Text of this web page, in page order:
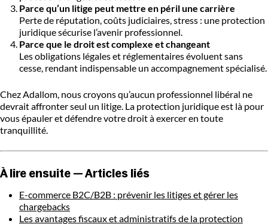
Parce qu’un litige peut mettre en péril une carrière
Perte de réputation, coûts judiciaires, stress : une protection
juridique sécurise l’avenir professionnel.
Parce que le droit est complexe et changeant
Les obligations légales et réglementaires évoluent sans
cesse, rendant indispensable un accompagnement spécialisé.
Chez Adallom, nous croyons qu’aucun professionnel libéral ne
devrait affronter seul un litige. La protection juridique est là pour
vous épauler et défendre votre droit à exercer en toute
tranquillité.
À lire ensuite — Articles liés
E-commerce B2C/B2B : prévenir les litiges et gérer les
chargebacks
Les avantages fiscaux et administratifs de la protection